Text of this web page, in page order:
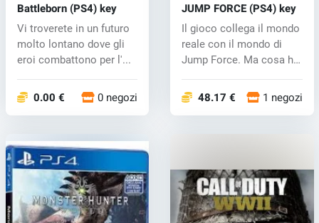
Battleborn (PS4) key
Vi troverete in un futuro
molto lontano dove gli
eroi combattono per l'...
0.00 € 0 negozi
JUMP FORCE (PS4) key
Il gioco collega il mondo
reale con il mondo di
Jump Force. Ma cosa ha
48.17 € 1 negozi